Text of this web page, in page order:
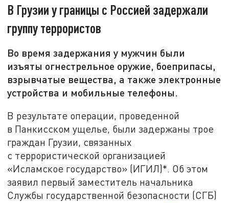
В Грузии у границы с Россией задержали
группу террористов
Во время задержания у мужчин были
изъяты огнестрельное оружие, боеприпасы,
взрывчатые вещества, а также электронные
устройства и мобильные телефоны.
В результате операции, проведенной
в Панкисском ущелье, были задержаны трое
граждан Грузии, связанных
с террористической организацией
«Исламское государство» (ИГИЛ)*. Об этом
заявил первый заместитель начальника
Службы государственной безопасности (СГБ)